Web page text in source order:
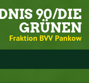
90/DIE
GRÜNEN
Fraktion BVV Pankow